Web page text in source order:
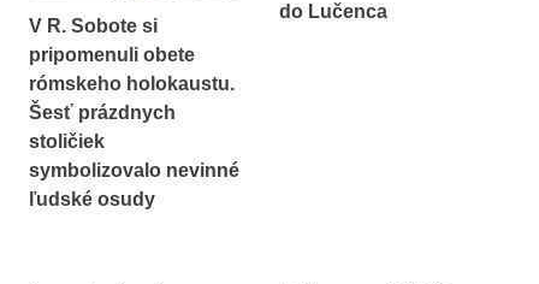
V R. Sobote si
pripomenuli obete
rómskeho holokaustu.
Šesť prázdnych
stoličiek
symbolizovalo nevinné
ľudské osudy
do Lučenca